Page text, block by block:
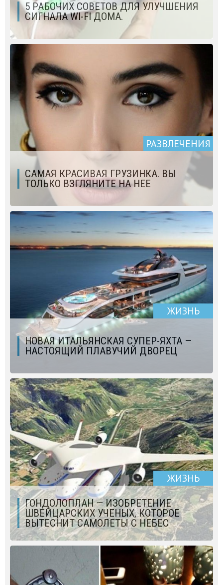
5 РАБОЧИХ СОВЕТОВ ДЛЯ УЛУЧШЕНИЯ
СИГНАЛА WI-FI ДОМА.
РАЗВЛЕЧЕНИЯ
САМАЯ КРАСИВАЯ ГРУЗИНКА. ВЫ
ТОЛЬКО ВЗГЛЯНИТЕ НА НЕЕ
ЖИЗНЬ
НОВАЯ ИТАЛЬЯНСКАЯ СУПЕР-ЯХТА —
НАСТОЯЩИЙ ПЛАВУЧИЙ ДВОРЕЦ
ЖИЗНЬ
ГОНДОЛОПЛАН — ИЗОБРЕТЕНИЕ
ШВЕЙЦАРСКИХ УЧЕНЫХ, КОТОРОЕ
ВЫТЕСНИТ САМОЛЕТЫ С НЕБЕС